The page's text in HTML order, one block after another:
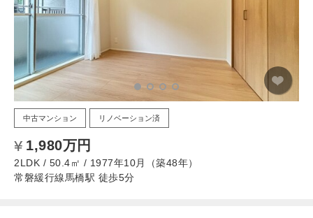
中古マンション リノベーション済
1,980万円
2LDK / 50.4㎡ / 1977年10月（築48年）
常磐緩行線馬橋駅 徒歩5分